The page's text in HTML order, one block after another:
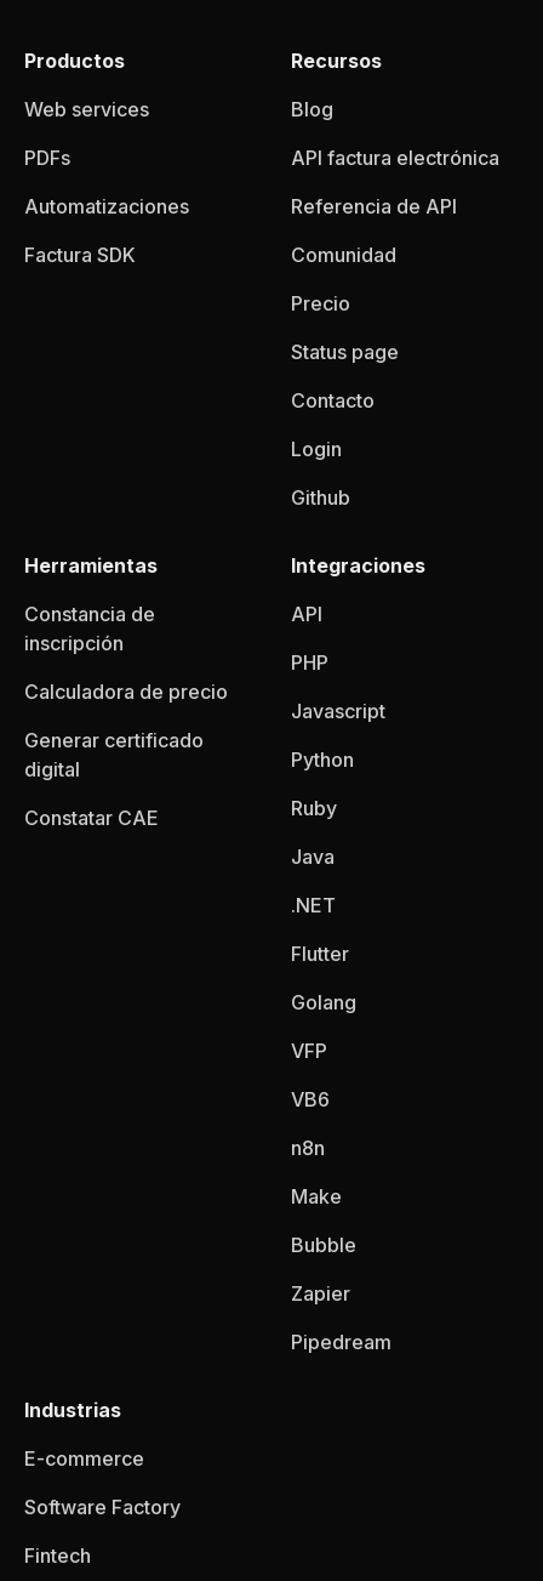
Productos
Web services
PDFs
Automatizaciones
Factura SDK
Recursos
Blog
API factura electrónica
Referencia de API
Comunidad
Precio
Status page
Contacto
Login
Github
Herramientas
Constancia de
inscripción
Calculadora de precio
Generar certificado
digital
Constatar CAE
Integraciones
API
PHP
Javascript
Python
Ruby
Java
.NET
Flutter
Golang
VFP
VB6
n8n
Make
Bubble
Zapier
Pipedream
Industrias
E-commerce
Software Factory
Fintech